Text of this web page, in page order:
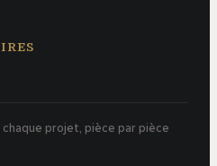
projet, pièce par pièce